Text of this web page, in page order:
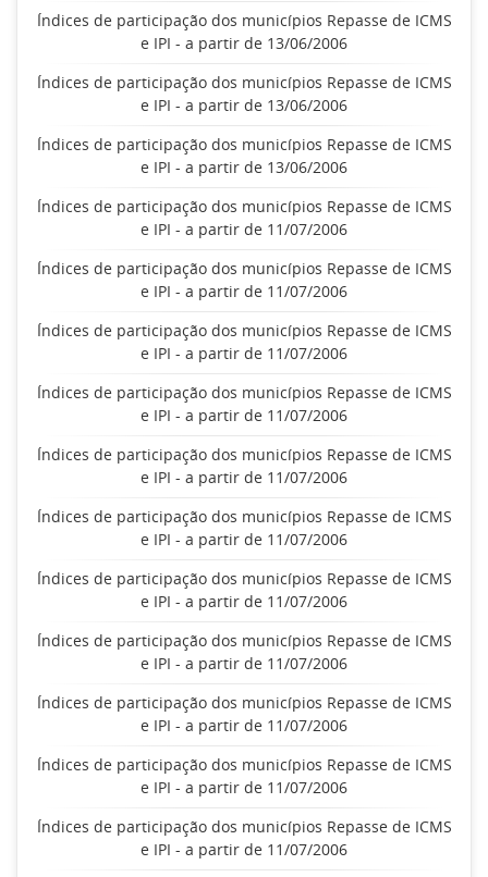
Índices de participação dos municípios Repasse de ICMS
e IPI - a partir de 13/06/2006
Índices de participação dos municípios Repasse de ICMS
e IPI - a partir de 13/06/2006
Índices de participação dos municípios Repasse de ICMS
e IPI - a partir de 13/06/2006
Índices de participação dos municípios Repasse de ICMS
e IPI - a partir de 11/07/2006
Índices de participação dos municípios Repasse de ICMS
e IPI - a partir de 11/07/2006
Índices de participação dos municípios Repasse de ICMS
e IPI - a partir de 11/07/2006
Índices de participação dos municípios Repasse de ICMS
e IPI - a partir de 11/07/2006
Índices de participação dos municípios Repasse de ICMS
e IPI - a partir de 11/07/2006
Índices de participação dos municípios Repasse de ICMS
e IPI - a partir de 11/07/2006
Índices de participação dos municípios Repasse de ICMS
e IPI - a partir de 11/07/2006
Índices de participação dos municípios Repasse de ICMS
e IPI - a partir de 11/07/2006
Índices de participação dos municípios Repasse de ICMS
e IPI - a partir de 11/07/2006
Índices de participação dos municípios Repasse de ICMS
e IPI - a partir de 11/07/2006
Índices de participação dos municípios Repasse de ICMS
e IPI - a partir de 11/07/2006